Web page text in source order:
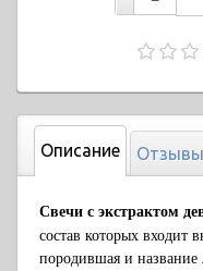
Описание
Свечи с экстрактом
состав которых входит
породившая и название